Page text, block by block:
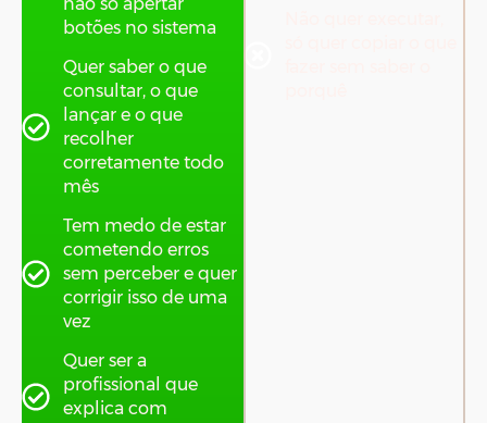
botões no sistema
Quer saber o que
consultar, o que
lançar e o que
recolher
corretamente todo
mês
Tem medo de estar
cometendo erros
sem perceber e quer
corrigir isso de uma
vez
Quer ser a
profissional que
explica com